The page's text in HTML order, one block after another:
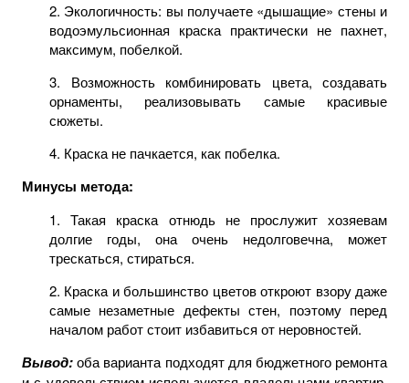
2. Экологичность: вы получаете «дышащие» стены и
водоэмульсионная краска практически не пахнет,
максимум, побелкой.
3. Возможность комбинировать цвета, создавать
орнаменты, реализовывать самые красивые
сюжеты.
4. Краска не пачкается, как побелка.
Минусы метода:
1. Такая краска отнюдь не прослужит хозяевам
долгие годы, она очень недолговечна, может
трескаться, стираться.
2. Краска и большинство цветов откроют взору даже
самые незаметные дефекты стен, поэтому перед
началом работ стоит избавиться от неровностей.
Вывод:оба варианта подходят для бюджетного ремонта